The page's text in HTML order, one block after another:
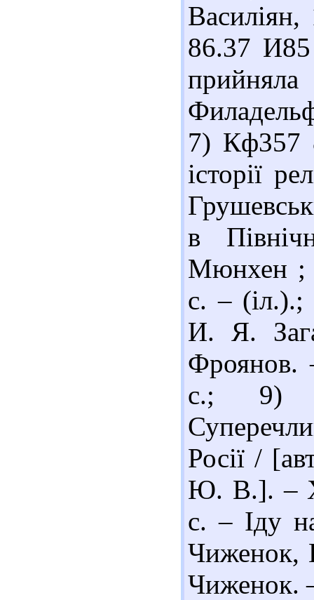
86.37 И85
7) Кф357
історії
в
Мюнхен ;
с. –
И. Я.
с.; 9)
Росії /
Ю. В.]. –
с. – Іду
Чиженок,
Чиженок.